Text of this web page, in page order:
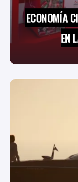
ECONOMÍA
EN